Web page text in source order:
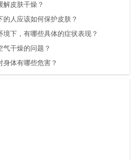
解皮肤干燥？
人应该如何保护皮肤？
下，有哪些具体的症状表现？
气干燥的问题？
身体有哪些危害？